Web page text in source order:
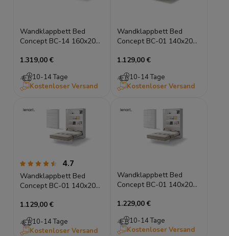
Wandklappbett Bed
Concept BC-14 160x200
Lenart Gästebett Weiß
Hochglanz
1.319,00 €
10-14 Tage
Kostenloser Versand
Wandklappbett Bed
Concept BC-01 140x200
Lenart Gästebett Kashmir
1.129,00 €
10-14 Tage
Kostenloser Versand
4.7
Wandklappbett Bed
Concept BC-01 140x200
Lenart Gästebett Weiß
1.129,00 €
10-14 Tage
Kostenloser Versand
Wandklappbett Bed
Concept BC-01 140x200
Lenart Gästebett Weiß
Hochglanz
1.229,00 €
10-14 Tage
Kostenloser Versand